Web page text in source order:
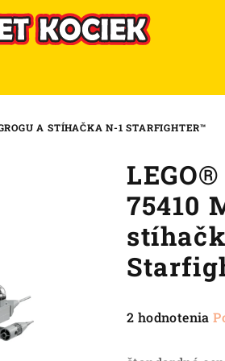
A STÍHAČKA N-1 STARFIGHTER™
75410
Priemerné
produktu
2 hodnotenia